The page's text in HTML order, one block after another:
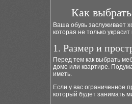
Как
Ваша обувь заслуживает
которая не только
1. Размер и
Перед тем как выбрать
доме или квартире.
иметь.
Если у вас ограниченное
который будет занимать